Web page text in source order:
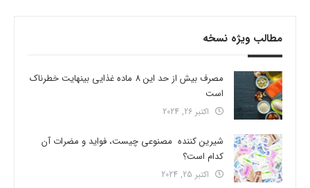
مطالب ویژه نسخه
مصرف بیش از حد این 8 ماده غذایی بینهایت خطرناک
است
اکتبر 26, 2024
شیرین کننده مصنوعی چیست، فواید و مضرات آن
کدام است؟
اکتبر 25, 2024